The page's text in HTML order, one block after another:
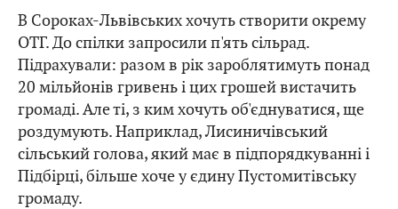
В Сороках-Львівських хочуть створити окрему
ОТГ. До спілки запросили п'ять сільрад.
Підрахували: разом в рік зароблятимуть понад
20 мільйонів гривень і цих грошей вистачить
громаді. Але ті, з ким хочуть об'єднуватися, ще
роздумують. Наприклад, Лисиничівський
сільський голова, який має в підпорядкуванні і
Підбірці, більше хоче у єдину Пустомитівську
громаду.